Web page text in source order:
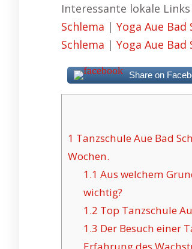
Interessante lokale Links
Schlema | Yoga Aue Bad
Schlema | Yoga Aue Bad
Share on
1 Tanzschule Aue Bad
Wochen.
1.1 Aus welchem
wichtig?
1.2 Top Tanzschule
1.3 Der Besuch einer
Erfahrung des